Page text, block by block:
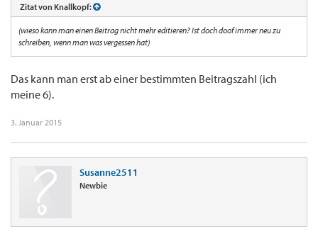
Zitat von Knallkopf:
(wieso kann man einen Beitrag nicht mehr editieren? Ist doch doof immer neu zu
schreiben, wenn man was vergessen hat)
Das kann man erst ab einer bestimmten Beitragszahl (ich
meine 6).
3. Januar 2015
Susanne2511
Newbie